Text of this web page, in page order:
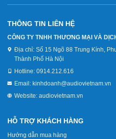
THÔNG TIN LIÊN HỆ
CÔNG TY TNHH THƯƠNG MẠI VÀ
Địa chỉ: Số 15 Ngõ 88 Trung Kính,
Thành Phố Hà Nội
Hotline: 0914.212.616
Email: kinhdoanh@audiovietnam.vn
Website: audiovietnam.vn
HỖ TRỢ KHÁCH HÀNG
Hướng dẫn mua hàng